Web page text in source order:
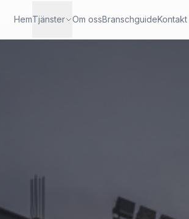
HemTjänster Om ossBranschguideKontakt